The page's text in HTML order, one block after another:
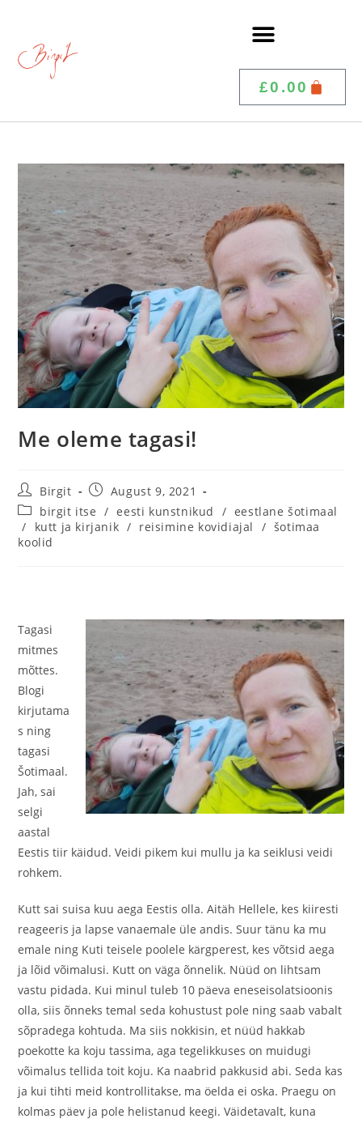
£0.00
Me oleme tagasi!
Birgit
August 9, 2021
birgit itse / eesti kunstnikud / eestlane šotimaal
/
kutt ja kirjanik / reisimine kovidiajal / šotimaa
koolid
Tagasi
mitmes
mõttes.
Blogi
kirjutama
s ning
tagasi
Šotimaal.
Jah, sai
selgi
aastal
Eestis tiir käidud. Veidi pikem kui mullu ja ka seiklusi veidi
rohkem.
Kutt sai suisa kuu aega Eestis olla. Aitäh Hellele, kes kiiresti
reageeris ja lapse vanaemale üle andis. Suur tänu ka mu
emale ning Kuti teisele poolele kärgperest, kes võtsid aega
ja lõid võimalusi. Kutt on väga õnnelik. Nüüd on lihtsam
vastu pidada. Kui minul tuleb 10 päeva eneseisolatsioonis
olla, siis õnneks temal seda kohustust pole ning saab vabalt
sõpradega kohtuda. Ma siis nokkisin, et nüüd hakkab
poekotte ka koju tassima, aga tegelikkuses on muidugi
võimalus tellida toit koju. Ka naabrid pakkusid abi. Seda kas
ja kui tihti meid kontrollitakse, ma öelda ei oska. Praegu on
kolmas päev ja pole helistanud keegi. Väidetavalt, kuna